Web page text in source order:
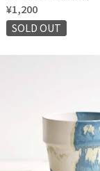
¥1,200
SOLD OUT